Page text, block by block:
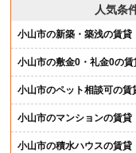
人気条
小山市の新築・築浅の賃貸
小山市の敷金0・礼金0の賃
小山市のペット相談可の賃
小山市のマンションの賃貸
小山市の積水ハウスの賃貸